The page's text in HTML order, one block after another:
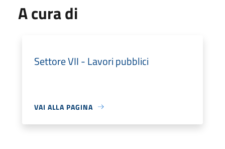
A cura di
Settore VII - Lavori pubblici
VAI ALLA PAGINA